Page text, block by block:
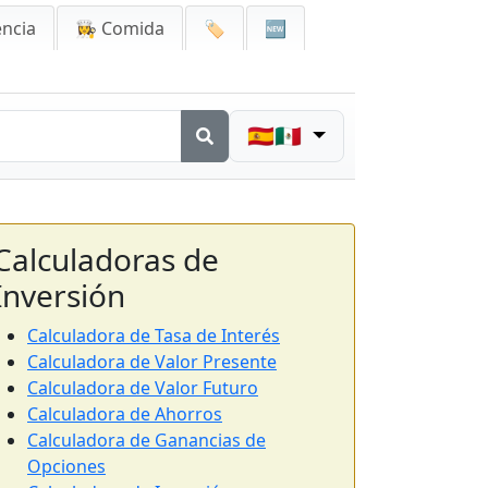
👩‍🍳 Comida 🏷️ 🆕
🇪🇸🇲🇽
de
Calculadora de Tasa de Interés
Calculadora de Valor Presente
Calculadora de Valor Futuro
Calculadora de Ahorros
Calculadora de Ganancias de
Opciones